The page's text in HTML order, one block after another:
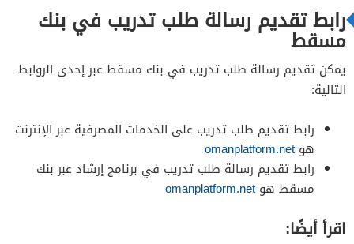
رابط تقديم رسالة طلب تدريب في بنك
مسقط
يمكن تقديم رسالة طلب تدريب في بنك مسقط عبر إحدى الروابط
التالية:
رابط تقديم طلب تدريب على الخدمات المصرفية عبر الإنترنت
هو omanplatform.net
رابط تقديم رسالة طلب تدريب في برنامج إرشاد عبر بنك
مسقط هو omanplatform.net
اقرأ أيضًا: